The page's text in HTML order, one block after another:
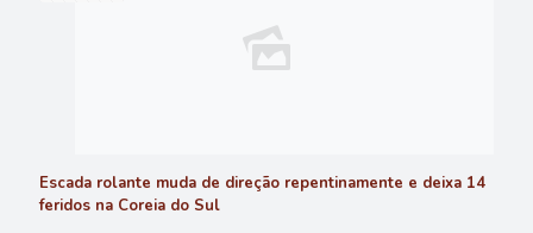
Escada rolante muda de direção repentinamente e deixa 14
feridos na Coreia do Sul